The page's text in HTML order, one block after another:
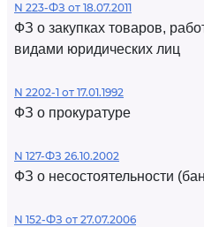
N 223-ФЗ от 18.07.2011
ФЗ о закупках товаров,
видами юридических лиц
N 2202-1 от 17.01.1992
ФЗ о прокуратуре
N 127-ФЗ 26.10.2002
ФЗ о несостоятельности
N 152-ФЗ от 27.07.2006